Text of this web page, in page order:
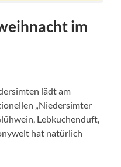
im
lädt am
„Niedersimter
Lebkuchenduft,
hat natürlich